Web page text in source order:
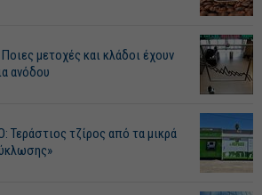
μετοχές και κλάδοι έχουν
ανόδου
Τεράστιος τζίρος από τα μικρά